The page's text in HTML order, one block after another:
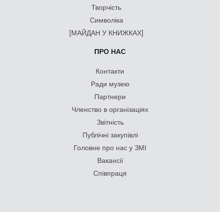
Творчість
Символіка
[МАЙДАН У КНИЖКАХ]
ПРО НАС
Контакти
Ради музею
Партнери
Членство в організаціях
Звітність
Публічні закупівлі
Головне про нас у ЗМІ
Вакансії
Співпраця